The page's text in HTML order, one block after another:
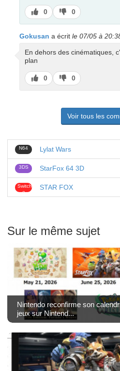
J’aime
0
J’aime
pas
0
Gokusan a écrit le 07/05 à
En dehors des cinématiques,
plan
J’aime
0
J’aime
pas
0
Voir tous les
N64 Lylat Wars
3DS StarFox 64 3D
Switch
2
STAR FOX
Sur le même sujet
Nintendo reconfirme son
jeux sur Nintend...